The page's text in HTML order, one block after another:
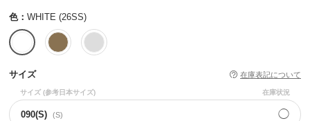
色： WHITE (26SS)
サイズ 在庫表記について
サイズ (参考日本サイズ) 在庫状況
090(S) (S) ◯